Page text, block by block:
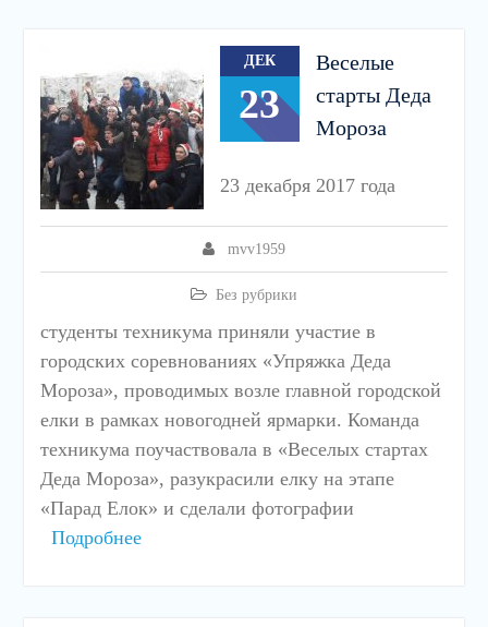
ДЕК
23
Веселые
старты Деда
Мороза
mvv1959
Без рубрики
23 декабря 2017 года
студенты техникума приняли участие в
городских соревнованиях «Упряжка Деда
Мороза», проводимых возле главной городской
елки в рамках новогодней ярмарки. Команда
техникума поучаствовала в «Веселых стартах
Деда Мороза», разукрасили елку на этапе
«Парад Елок» и сделали фотографии
Подробнее